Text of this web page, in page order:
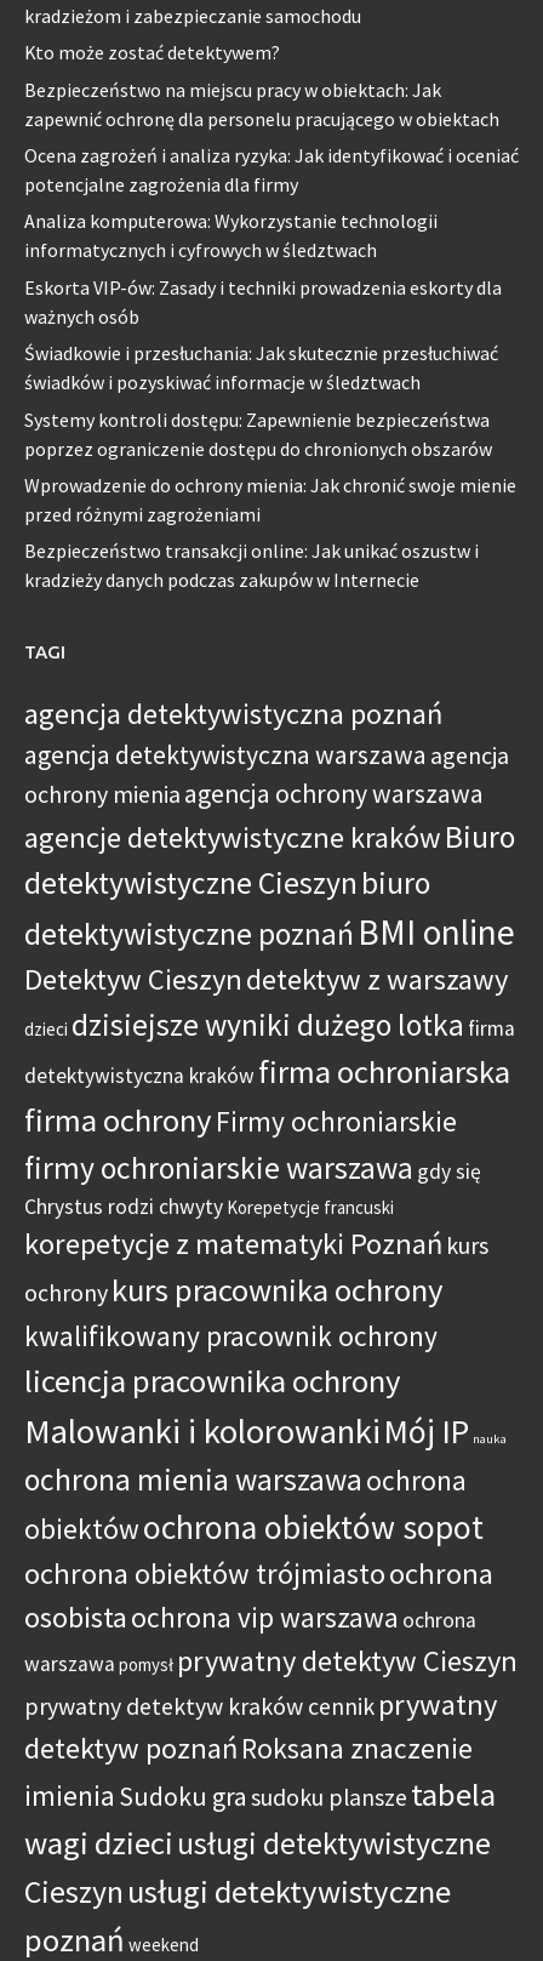
kradzieżom i zabezpieczanie samochodu
Kto może zostać detektywem?
Bezpieczeństwo na miejscu pracy w obiektach: Jak
zapewnić ochronę dla personelu pracującego w obiektach
Ocena zagrożeń i analiza ryzyka: Jak identyfikować i oceniać
potencjalne zagrożenia dla firmy
Analiza komputerowa: Wykorzystanie technologii
informatycznych i cyfrowych w śledztwach
Eskorta VIP-ów: Zasady i techniki prowadzenia eskorty dla
ważnych osób
Świadkowie i przesłuchania: Jak skutecznie przesłuchiwać
świadków i pozyskiwać informacje w śledztwach
Systemy kontroli dostępu: Zapewnienie bezpieczeństwa
poprzez ograniczenie dostępu do chronionych obszarów
Wprowadzenie do ochrony mienia: Jak chronić swoje mienie
przed różnymi zagrożeniami
Bezpieczeństwo transakcji online: Jak unikać oszustw i
kradzieży danych podczas zakupów w Internecie
TAGI
agencja detektywistyczna poznań
agencja detektywistyczna warszawa agencja
ochrony mienia agencja ochrony warszawa
agencje detektywistyczne krakówBiuro
detektywistyczne Cieszyn biuro
detektywistyczne poznań BMI online
Detektyw Cieszyndetektyw z warszawy
dzieci dzisiejsze wyniki dużego lotka firma
detektywistyczna kraków firma ochroniarska
firma ochrony Firmy ochroniarskie
firmy ochroniarskie warszawa gdy się
Chrystus rodzi chwyty Korepetycje francuski
korepetycje z matematyki Poznań kurs
ochrony kurs pracownika ochrony
kwalifikowany pracownik ochrony
licencja pracownika ochrony
Malowanki i kolorowanki Mój IP nauka
ochrona mienia warszawa ochrona
obiektówochrona obiektów sopot
ochrona obiektów trójmiastoochrona
osobista ochrona vip warszawa ochrona
warszawa pomysł prywatny detektyw Cieszyn
prywatny detektyw kraków cennik prywatny
detektyw poznań Roksana znaczenie
imienia Sudoku gra sudoku plansze tabela
wagi dzieci usługi detektywistyczne
Cieszyn usługi detektywistyczne
poznań weekend